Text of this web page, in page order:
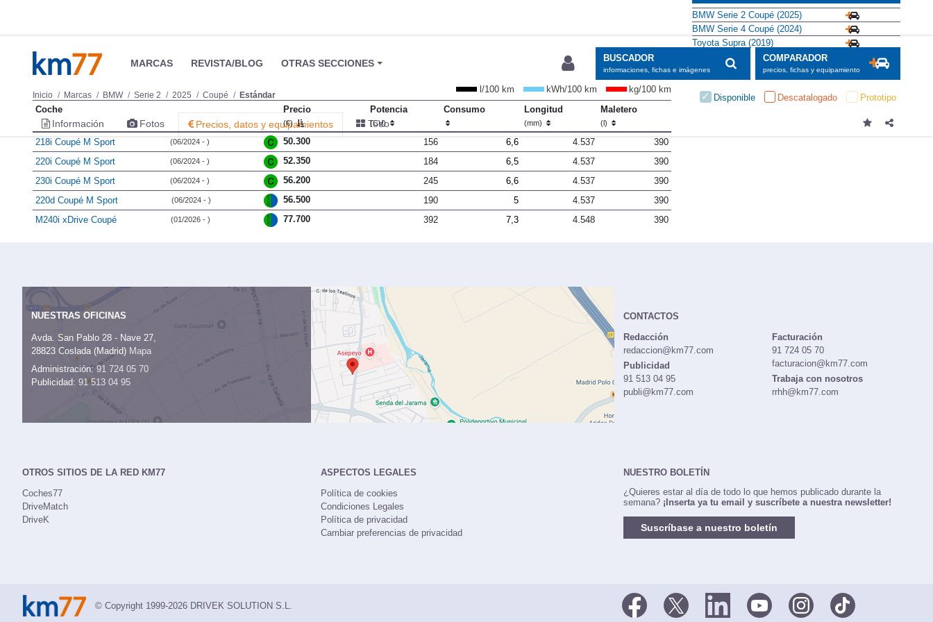
MARCAS REVISTA/BLOG OTRAS SECCIONES BUSCADOR
informaciones, fichas e imágenes
COMPARADOR
precios, fichas y equipamiento
Inicio Marcas BMW Serie 2 2025 Coupé Estándar Disponible Descatalogado Prototipo
Información Fotos Precios, datos y equipamientos Todo
l/100 km kWh/100 km
kg/100 km
Coche
Precio
(€)
Potencia
(CV)
Consumo Longitud
(mm)
Maletero
(l)
218i Coupé M Sport (06/2024 - ) 50.300 156 6,6 4.537
390
220i Coupé M Sport
(06/2024 - ) 52.350 184 6,5 4.537
390
230i Coupé M Sport
(06/2024 - ) 56.200 245 6,6 4.537
390
220d Coupé M Sport
(06/2024 - ) 56.500 190 5 4.537
390
M240i xDrive Coupé
(01/2026 - ) 77.700 392 7,3 4.548 390
BMW Serie 2 Coupé (2025)
BMW Serie 4 Coupé (2024)
Toyota Supra (2019)
NUESTRAS OFICINAS
Avda. San Pablo 28 - Nave 27,
28823 Coslada (Madrid) Mapa
Administración:91 724 05 70
Publicidad: 91 513 04 95
CONTACTOS
Redacción
redaccion@km77.com
Publicidad
91 513 04 95
publi@km77.com
Facturación
91 724 05 70
facturacion@km77.com
Trabaja con nosotros
rrhh@km77.com
OTROS SITIOS DE LA RED KM77
Coches77
DriveMatch
DriveK
ASPECTOS LEGALES
Política de cookies
Condiciones Legales
Política de privacidad
Cambiar preferencias de privacidad
NUESTRO BOLETÍN
¿Quieres estar al día de todo lo que hemos publicado durante la
semana? ¡Inserta ya tu email y suscríbete a nuestra newsletter!
Suscríbase a nuestro boletín
© Copyright 1999-2026 DRIVEK SOLUTION S.L.